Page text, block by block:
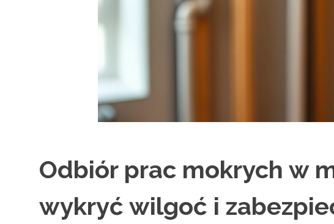
Odbiór prac mokrych w
wykryć wilgoć i